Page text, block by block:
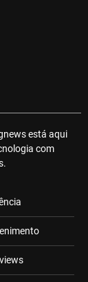
está aqui
com